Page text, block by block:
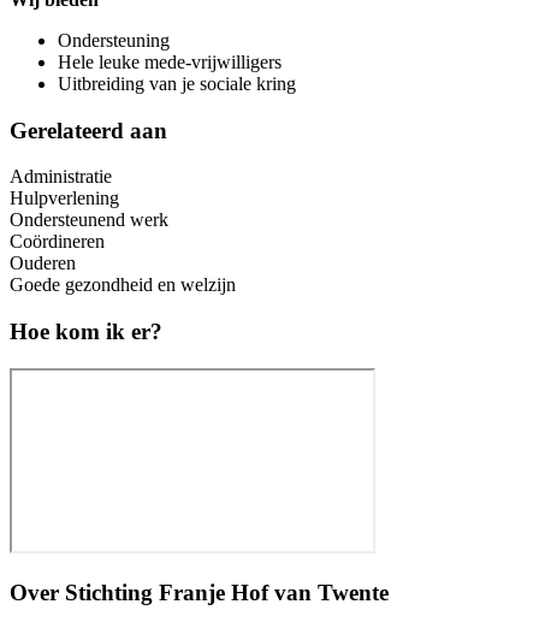
Ondersteuning
Hele leuke mede-vrijwilligers
Uitbreiding van je sociale kring
Gerelateerd aan
Administratie
Hulpverlening
Ondersteunend werk
Coördineren
Ouderen
Goede gezondheid en welzijn
Hoe kom ik er?
Over Stichting Franje Hof van Twente